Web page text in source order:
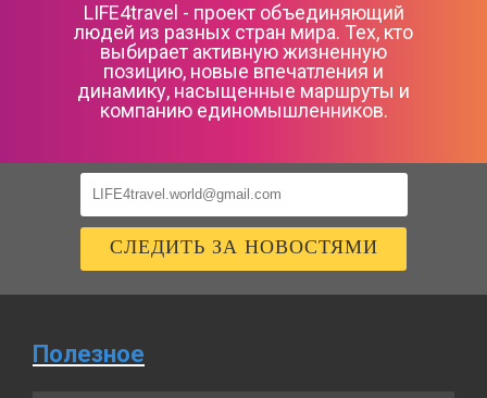
LIFE4travel - проект объединяющий
людей из разных стран мира. Тех, кто
выбирает активную жизненную
позицию, новые впечатления и
динамику, насыщенные маршруты и
компанию единомышленников.
Полезное